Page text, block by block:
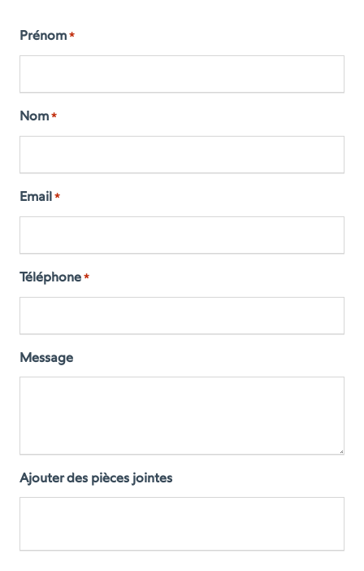
Prénom *
Nom *
Email *
Téléphone *
Message
Ajouter des pièces jointes